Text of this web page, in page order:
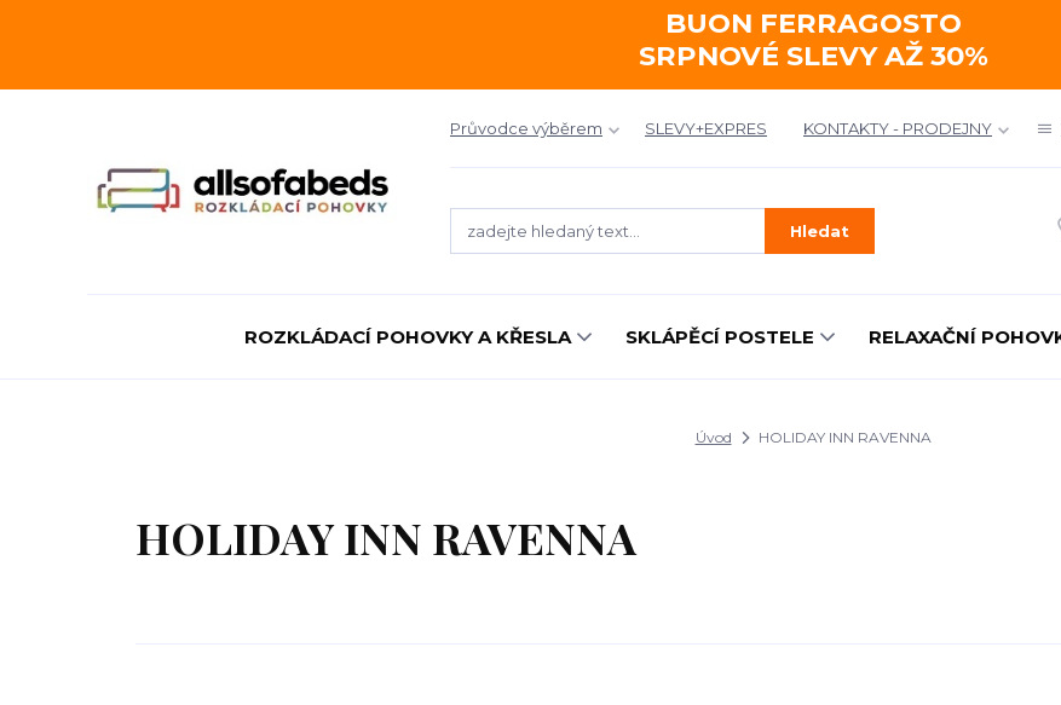
BUON FERRAGOSTO
SRPNOVÉ SLEVY AŽ 30%
Průvodce výběrem SLEVY+EXPRES KONTAKTY - PRODEJNY
Hledat
ROZKLÁDACÍ POHOVKY A KŘESLA SKLÁPĚCÍ POSTELE RELAXAČNÍ
Úvod HOLIDAY INN RAVENNA
HOLIDAY INN RAVENNA